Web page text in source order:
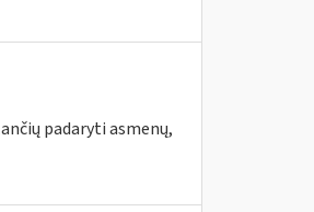
padaryti asmenų,